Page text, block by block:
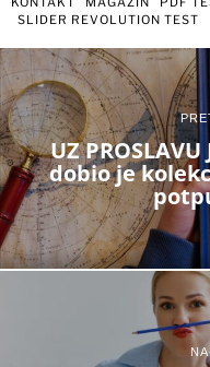
SLIDER REVOLUTION TEST
UZ
dobio je